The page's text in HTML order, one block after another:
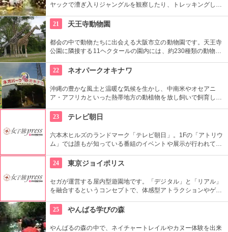
ヤックで漕ぎ入りジャングルを観察したり、トレッキングしな
を贅沢に体験する事も可能。とにかく沢山のプランが用意され
ているので、沖縄の自然を満喫できること間違い無し。
21 天王寺動物園
都会の中で動物たちに出会える大阪市立の動物園です。天王寺
公園に隣接する11ヘクタールの園内には、約230種類の動物や
う展示スタイルを採用。もともとの生息地に近い環境が再現さ
れています。動物のいきいきとした様子を見ることができ、楽
しさアップです。
22 ネオパークオキナワ
沖縄の豊かな風土と温暖な気候を生かし、中南米やオセアニ
ア・アフリカといった熱帯地方の動植物を放し飼いで飼育して
美ら海水族館から近いので、鳥や動物好きなあなたはついでに
寄ってみよう。
23 テレビ朝日
六本木ヒルズのランドマーク「テレビ朝日」。1Fの「アトリウ
ム」では誰もが知っている番組のイベントや展示が行われてい
光客に好評です。隣接するビルに11月30日にオープンする大型
エンターテイメント空間「EX THEATER ROPPONNGI」も話
題となっています。
24 東京ジョイポリス
セガが運営する屋内型遊園地です。「デジタル」と「リアル」
を融合するというコンセプトで、体感型アトラクションやゲー
25
やんばる学びの森
やんばるの森の中で、ネイチャートレイルやカヌー体験を出来